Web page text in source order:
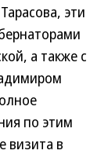
эти
а также с
по этим
визита в